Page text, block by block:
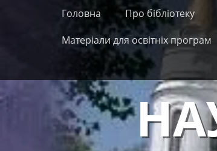
Skip
content
Primary Menu
Головна Про бібліотеку
Матеріали для освітніх програм